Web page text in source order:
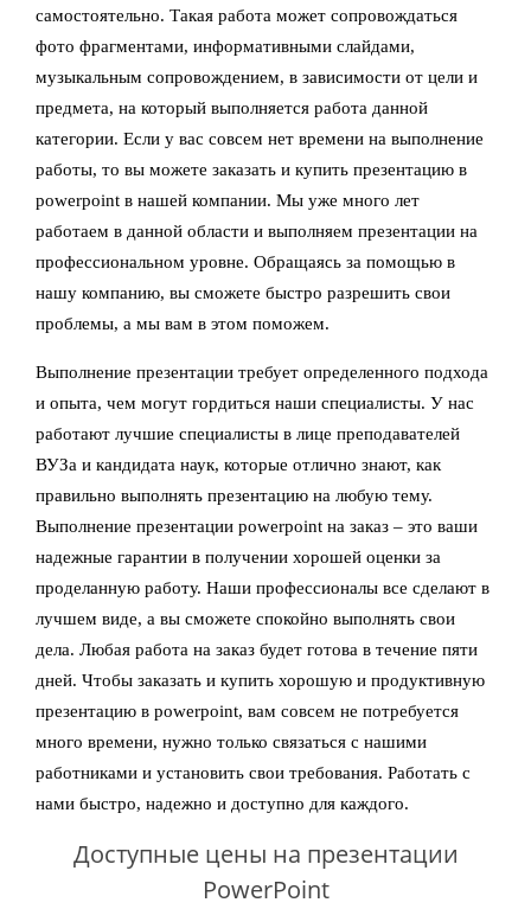
самостоятельно. Такая работа может сопровождаться
фото фрагментами, информативными слайдами,
музыкальным сопровождением, в зависимости от цели и
предмета, на который выполняется работа данной
категории. Если у вас совсем нет времени на выполнение
работы, то вы можете заказать и купить презентацию в
powerpoint в нашей компании. Мы уже много лет
работаем в данной области и выполняем презентации на
профессиональном уровне. Обращаясь за помощью в
нашу компанию, вы сможете быстро разрешить свои
проблемы, а мы вам в этом поможем.
Выполнение презентации требует определенного подхода
и опыта, чем могут гордиться наши специалисты. У нас
работают лучшие специалисты в лице преподавателей
ВУЗа и кандидата наук, которые отлично знают, как
правильно выполнять презентацию на любую тему.
Выполнение презентации powerpoint на заказ – это ваши
надежные гарантии в получении хорошей оценки за
проделанную работу. Наши профессионалы все сделают в
лучшем виде, а вы сможете спокойно выполнять свои
дела. Любая работа на заказ будет готова в течение пяти
дней. Чтобы заказать и купить хорошую и продуктивную
презентацию в powerpoint, вам совсем не потребуется
много времени, нужно только связаться с нашими
работниками и установить свои требования. Работать с
нами быстро, надежно и доступно для каждого.
Доступные цены на презентации
PowerPoint